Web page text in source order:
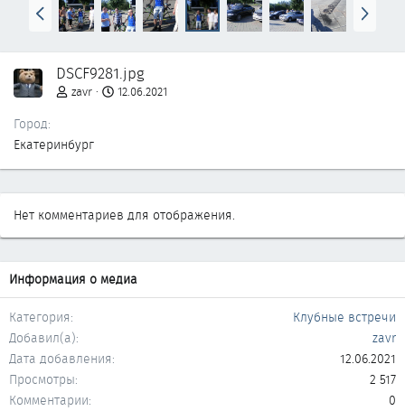
Н
а
а
д
В
п
р
DSCF9281.jpg
zavr 12.06.2021
Город
Екатеринбург
Нет комментариев для отображения.
Информация о медиа
Категория
Клубные встречи
Добавил(а)
zavr
Дата добавления
12.06.2021
Просмотры
2 517
Комментарии
0